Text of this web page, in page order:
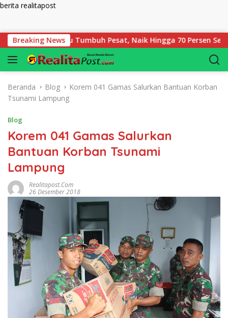
berita realitapost
Breaking News
Bengkulu Tumbuh Pesat, Naik Hingga 70 Persen Sejak
Beranda Blog
Korem 041 Gamas Salurkan Bantuan Korban
Tsunami Lampung
Blog
Korem 041 Gamas Salurkan
Bantuan Korban Tsunami
Lampung
Realitapost.com
26 Desember 2018